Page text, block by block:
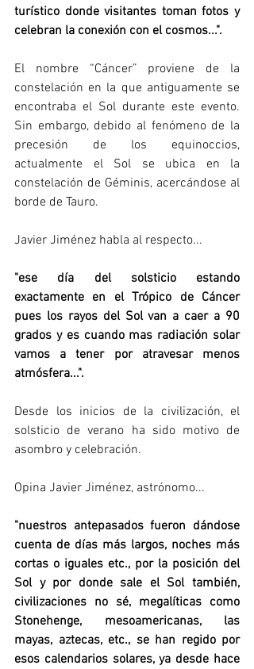
turístico donde visitantes toman fotos y
celebran la conexión con el cosmos...".
El nombre “Cáncer” proviene de la
constelación en la que antiguamente se
encontraba el Sol durante este evento.
Sin embargo, debido al fenómeno de la
precesión de los equinoccios,
actualmente el Sol se ubica en la
constelación de Géminis, acercándose al
borde de Tauro.
Javier Jiménez habla al respecto...
"ese día del solsticio estando
exactamente en el Trópico de Cáncer
pues los rayos del Sol van a caer a 90
grados y es cuando mas radiación solar
vamos a tener por atravesar menos
atmósfera...".
Desde los inicios de la civilización, el
solsticio de verano ha sido motivo de
asombro y celebración.
Opina Javier Jiménez, astrónomo...
"nuestros antepasados fueron dándose
cuenta de días más largos, noches más
cortas o iguales etc., por la posición del
Sol y por donde sale el Sol también,
civilizaciones no sé, megalíticas como
Stonehenge, mesoamericanas, las
mayas, aztecas, etc., se han regido por
esos calendarios solares, ya desde hace